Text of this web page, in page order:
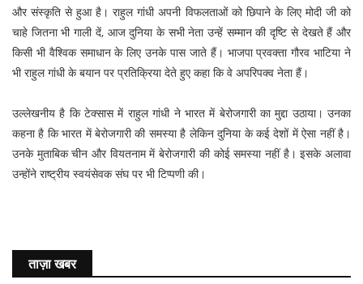
और संस्कृति से हुआ है। राहुल गांधी अपनी विफलताओं को छिपाने के लिए मोदी जी को
चाहे जितना भी गाली दें, आज दुनिया के सभी नेता उन्हें सम्मान की दृष्टि से देखते हैं और
किसी भी वैश्विक समाधान के लिए उनके पास जाते हैं। भाजपा प्रवक्ता गौरव भाटिया ने
भी राहुल गांधी के बयान पर प्रतिक्रिया देते हुए कहा कि वे अपरिपक्व नेता हैं।
उल्लेखनीय है कि टेक्सास में राहुल गांधी ने भारत में बेरोजगारी का मुद्दा उठाया। उनका
कहना है कि भारत में बेरोजगारी की समस्या है लेकिन दुनिया के कई देशों में ऐसा नहीं है।
उनके मुताबिक चीन और वियतनाम में बेरोजगारी की कोई समस्या नहीं है। इसके अलावा
उन्होंने राष्ट्रीय स्वयंसेवक संघ पर भी टिप्पणी की।
ताज़ा खबर